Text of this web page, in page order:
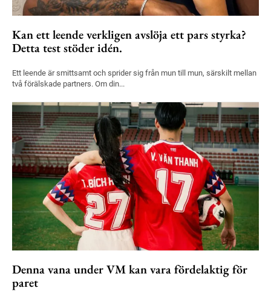
Kan ett leende verkligen avslöja ett pars styrka?
Detta test stöder idén.
Ett leende är smittsamt och sprider sig från mun till mun, särskilt mellan
två förälskade partners. Om din...
Denna vana under VM kan vara fördelaktig för
paret